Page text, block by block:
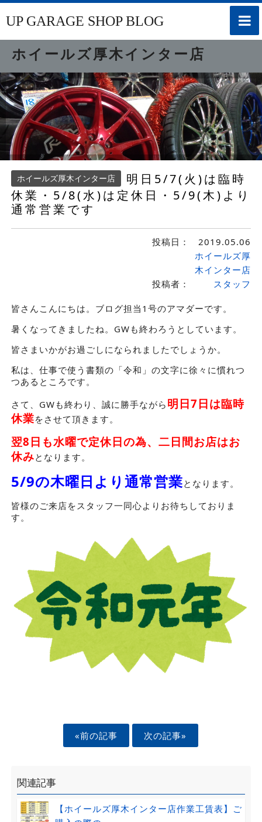
toggle
UP GARAGE SHOP BLOG
ホイールズ厚木インター店
ホイールズ厚木インター店
明日5/7(火)は臨時
休業・5/8(水)は定休日・5/9(木)より
通常営業です
投稿日： 2019.05.06
投稿者：
ホイールズ厚
木インター店
スタッフ
皆さんこんにちは。ブログ担当1号のアマダーです。
暑くなってきましたね。GWも終わろうとしています。
皆さまいかがお過ごしになられましたでしょうか。
私は、仕事で使う書類の「令和」の文字に徐々に慣れつ
つあるところです。
さて、GWも終わり、誠に勝手ながら 明日7日は臨時
休業をさせて頂きます。
翌8日も水曜で定休日の為、二日間お店はお
休みとなります。
5/9の木曜日より通常営業となります。
皆様のご来店をスタッフ一同心よりお待ちしておりま
す。
«前の記事 次の記事»
関連記事
【ホイールズ厚木インター店作業工賃表】ご